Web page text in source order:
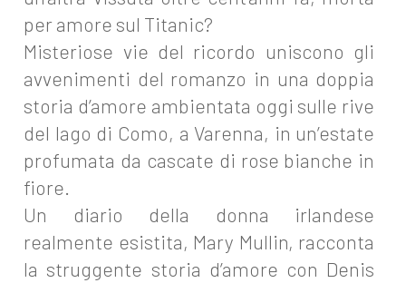
per amore sul Titanic?
Misteriose vie del ricordo uniscono gli
avvenimenti del romanzo in una doppia
storia d’amore ambientata oggi sulle rive
del lago di Como, a Varenna, in un’estate
profumata da cascate di rose bianche in
fiore.
Un diario della donna irlandese
realmente esistita, Mary Mullin, racconta
la struggente storia d’amore con Denis